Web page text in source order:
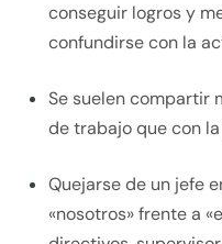
conseguir logros y
confundirse con la
Se suelen compartir
de trabajo que con
Quejarse de un jefe
«nosotros» frente a